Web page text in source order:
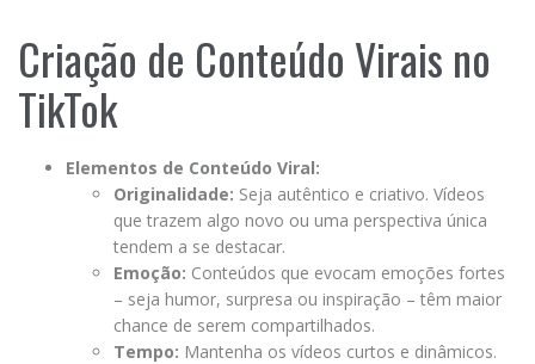
Criação de Conteúdo Virais no
TikTok
Elementos de Conteúdo Viral:
Originalidade: Seja autêntico e criativo. Vídeos
que trazem algo novo ou uma perspectiva única
tendem a se destacar.
Emoção: Conteúdos que evocam emoções fortes
– seja humor, surpresa ou inspiração – têm maior
chance de serem compartilhados.
Tempo: Mantenha os vídeos curtos e dinâmicos.